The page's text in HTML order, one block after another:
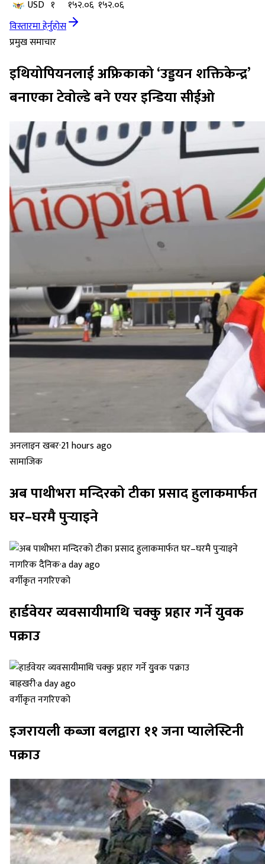
USD १ १५२.०६ १५२.०६
विस्तारमा हेर्नुहोस
प्रमुख समाचार
इथियोपियनलाई अफ्रिकाको ‘उड्डयन शक्तिकेन्द्र’
बनाएका टेवोल्डे बने एयर इन्डिया सीईओ
अनलाइन खबर·21 hours ago
सामाजिक
अब पाथीभरा मन्दिरको टीका प्रसाद हुलाकमार्फत
घर–घरमै पुर्‍याइने
नागरिक दैनिक·a day ago
वर्गीकृत नगरिएको
हार्डवेयर व्यवसायीमाथि चक्कु प्रहार गर्ने युुवक
पक्राउ
बाह्रखरी·a day ago
वर्गीकृत नगरिएको
इजरायली कब्जा बलद्वारा ११ जना प्यालेस्टिनी
पक्राउ